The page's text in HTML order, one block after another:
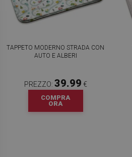
TAPPETO MODERNO STRADA CON
AUTO E ALBERI
PREZZO: 39.99 €
COMPRA
ORA